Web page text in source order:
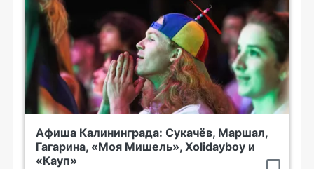
Афиша Калининграда: Сукачёв, Маршал,
Гагарина, «Моя Мишель», Xolidayboy и
«Кауп»